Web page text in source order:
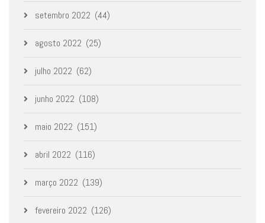
setembro 2022 (44)
agosto 2022 (25)
julho 2022 (62)
junho 2022 (108)
maio 2022 (151)
abril 2022 (116)
março 2022 (139)
fevereiro 2022 (126)